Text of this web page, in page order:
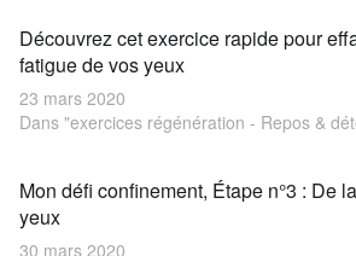
Découvrez cet exercice rapide pour
fatigue de vos yeux
23 mars 2020
Dans "exercices régénération - Repos &
Mon défi confinement, Étape n°3 : De
yeux
30 mars 2020